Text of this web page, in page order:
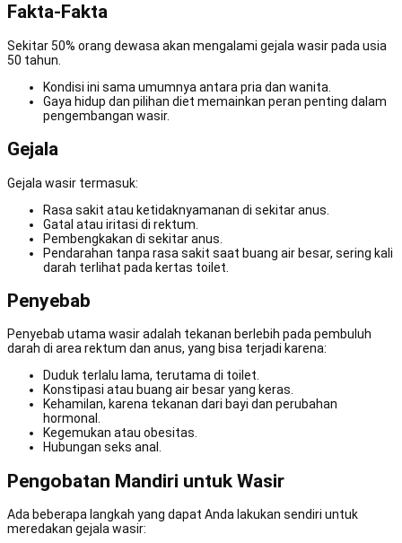
Fakta-Fakta
Sekitar 50% orang dewasa akan mengalami gejala wasir pada usia
50 tahun.
Kondisi ini sama umumnya antara pria dan wanita.
Gaya hidup dan pilihan diet memainkan peran penting dalam
pengembangan wasir.
Gejala
Gejala wasir termasuk:
Rasa sakit atau ketidaknyamanan di sekitar anus.
Gatal atau iritasi di rektum.
Pembengkakan di sekitar anus.
Pendarahan tanpa rasa sakit saat buang air besar, sering kali
darah terlihat pada kertas toilet.
Penyebab
Penyebab utama wasir adalah tekanan berlebih pada pembuluh
darah di area rektum dan anus, yang bisa terjadi karena:
Duduk terlalu lama, terutama di toilet.
Konstipasi atau buang air besar yang keras.
Kehamilan, karena tekanan dari bayi dan perubahan
hormonal.
Kegemukan atau obesitas.
Hubungan seks anal.
Pengobatan Mandiri untuk Wasir
Ada beberapa langkah yang dapat Anda lakukan sendiri untuk
meredakan gejala wasir: